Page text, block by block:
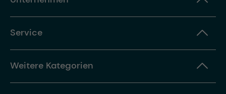
Service
Weitere Kategorien